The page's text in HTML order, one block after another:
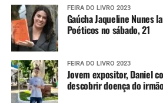
Para aumentar o nível de prevenção,
cadastrar para receberem os alertas
Defesa Civil estadual. Para isso, é
da localidade por SMS para o
uma confirmação é enviada,
disponível para receber as
forem divulgadas.
FEIRA DO LIVRO 2023
Gaúcha Jaqueline Nunes
Poéticos no sábado, 21
FEIRA DO LIVRO 2023
Jovem expositor, Daniel
descobrir doença do